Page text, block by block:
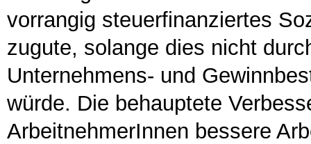
vorrangig steuerfinanziertes
zugute, solange dies nicht
Unternehmens- und
würde. Die behauptete
ArbeitnehmerInnen bessere